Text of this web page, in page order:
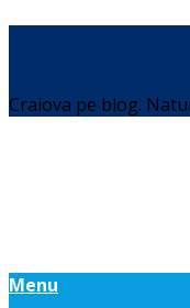
Craiova pe blog.
Menu